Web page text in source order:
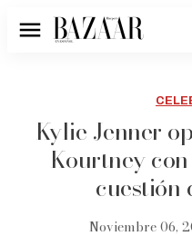
Menú
Kylie Jenner
Kourtney
cuestión
Noviembre 06,